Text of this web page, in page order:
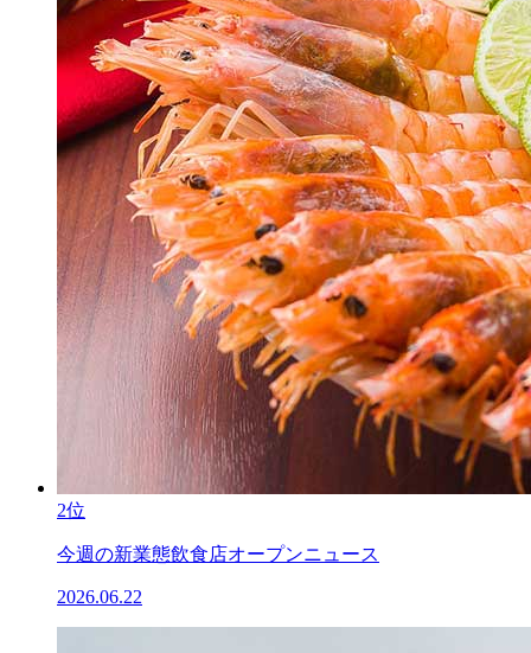
2位
今週の新業態飲食店オープンニュース
2026.06.22